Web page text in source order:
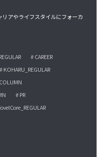
アやライフスタイルにフォーカ
# CAREER
# KOHARU_REGULAR
# PR